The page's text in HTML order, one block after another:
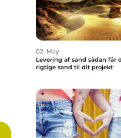
02. May
Levering af sand sådan får du det
rigtige sand til dit projekt